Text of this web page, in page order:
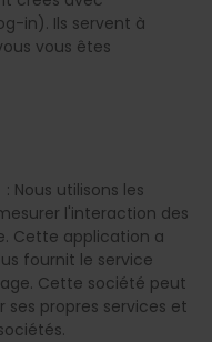
in). Ils servent à
vous êtes
: Nous utilisons les
l'interaction des
Cette application a
fournit le service
Cette société peut
ses propres services et